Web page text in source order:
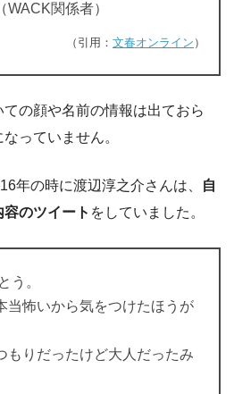
関係者）
（引用： 文春オンライン ）
の顔や名前の情報は出ておら
っていません。
年の時に渡辺淳之介さんは、
自
のツイート をしていました。
う。
当怖いから気をつけたほうが
もりだったけど大人だったみ